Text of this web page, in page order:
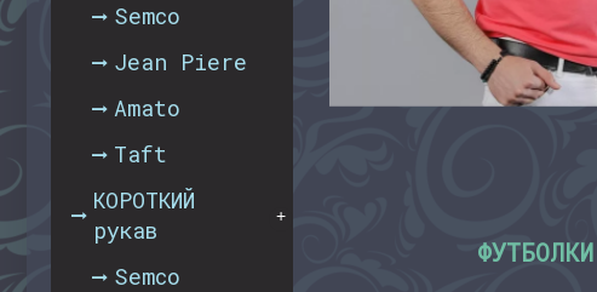
Semco
Jean Piere
Amato
Taft
КОРОТКИЙ
рукав
+
Semco
ФУТБОЛКИ